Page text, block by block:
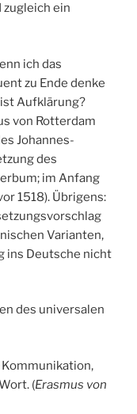
ein
ich das
zu Ende denke
Aufklärung?
von Rotterdam
Johannes-
des
im Anfang
1518). Übrigens:
Varianten,
ins Deutsche nicht
des universalen
Kommunikation,
(Erasmus von